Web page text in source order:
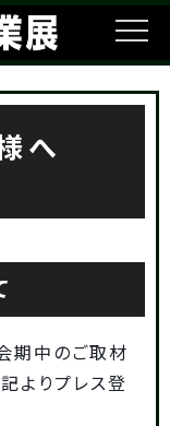
へ
期中のご取材
よりプレス登